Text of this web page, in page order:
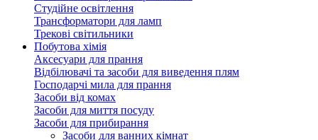
Студійне освітлення
Трансформатори для ламп
Трекові світильники
Побутова хімія
Аксесуари для прання
Відбілювачі та засоби для виведення плям
Господарчі мила для прання
Засоби від комах
Засоби для миття посуду
Засоби для прибирання
Засоби для ванних кімнат